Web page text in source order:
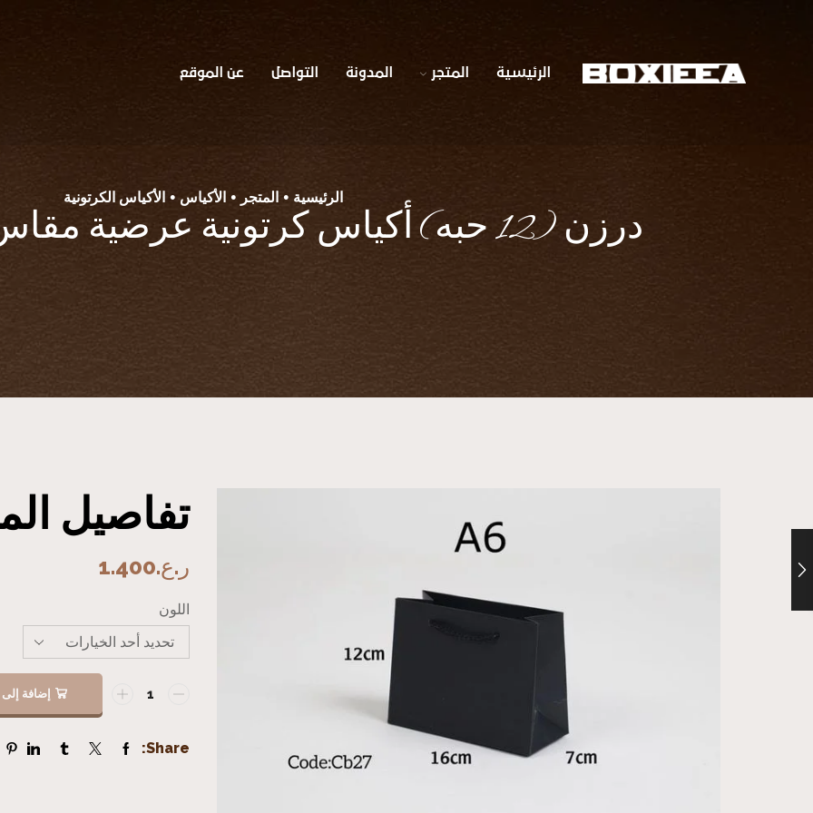
الرئيسية المتجر المدونة التواصل عن الموقع
الرئيسية • المتجر • الأكياس • الأكياس الكرتونية
درزن (12 حبه) أكياس كرتونية عرضية مقاس A6 عدة ألوان
تفاصيل
ر.ع.1.400
اللون
إضافة
Share: